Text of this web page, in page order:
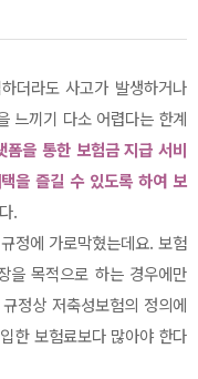
더라도 사고가 발생하거나
느끼기 다소 어렵다는 한계
폼을 통한 보험금 지급 서비
을 즐길 수 있도록 하여 보
.
정에 가로막혔는데요. 보험
을 목적으로 하는 경우에만
정상 저축성보험의 정의에
한 보험료보다 많아야 한다